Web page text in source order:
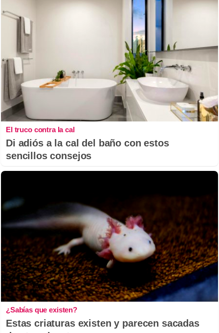
El truco contra la cal
Di adiós a la cal del baño con estos
sencillos consejos
¿Sabías que existen?
Estas criaturas existen y parecen sacadas